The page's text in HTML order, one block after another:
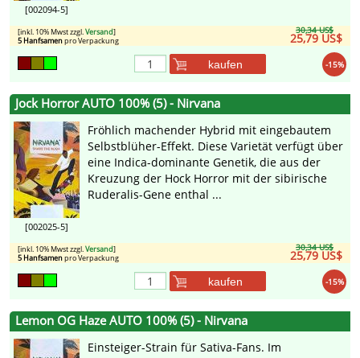
[002094-5]
30,34 US$
25,79 US$
[inkl. 10% Mwst zzgl.Versand]
5 Hanfsamenpro Verpackung
-15%
kaufen
Jock Horror AUTO 100% (5) - Nirvana
[002025-5]
Fröhlich machender Hybrid mit eingebautem
Selbstblüher-Effekt. Diese Varietät verfügt über
eine Indica-dominante Genetik, die aus der
Kreuzung der Hock Horror mit der sibirische
Ruderalis-Gene enthal ...
30,34 US$
25,79 US$
[inkl. 10% Mwst zzgl.Versand]
5 Hanfsamenpro Verpackung
-15%
kaufen
Lemon OG Haze AUTO 100% (5) - Nirvana
Einsteiger-Strain für Sativa-Fans. Im